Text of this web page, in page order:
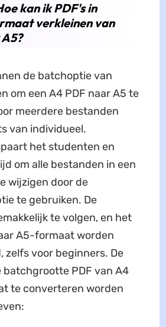
kan ik PDF's in
verkleinen van
de batchoptie van
om een A4 PDF naar A5 te
meerdere bestanden
van individueel.
het studenten en
om alle bestanden in een
wijzigen door de
te gebruiken. De
te volgen, en het
A5-formaat worden
zelfs voor beginners. De
batchgrootte PDF van A4
te converteren worden